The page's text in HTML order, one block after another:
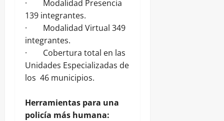
· Modalidad Presencia
139 integrantes.
· Modalidad Virtual 349
integrantes.
· Cobertura total en las
Unidades Especializadas de
los 46 municipios.
Herramientas para una
policía más humana: